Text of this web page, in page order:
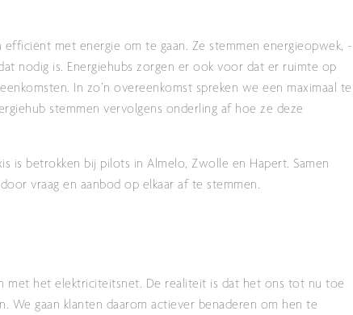
met energie om te gaan. Ze stemmen energieopwek, -
nodig is. Energiehubs zorgen er ook voor dat er ruimte op
In zo’n overeenkomst spreken we een maximaal te
stemmen vervolgens onderling af hoe ze deze
is betrokken bij pilots in Almelo, Zwolle en Hapert. Samen
vraag en aanbod op elkaar af te stemmen.
met het elektriciteitsnet. De realiteit is dat het ons tot nu toe
We gaan klanten daarom actiever benaderen om hen te